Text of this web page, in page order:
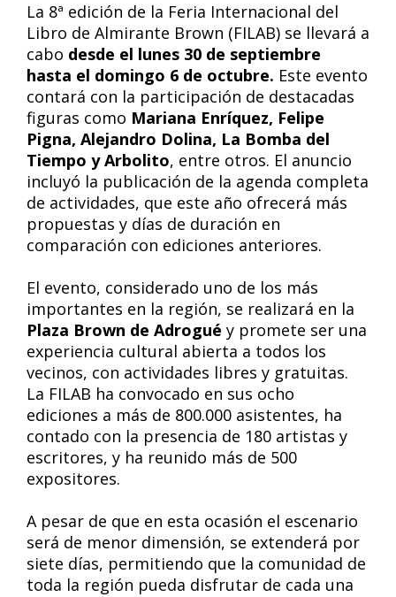
La 8ª edición de la Feria Internacional del
Libro de Almirante Brown (FILAB) se llevará a
cabo desde el lunes 30 de septiembre
hasta el domingo 6 de octubre. Este evento
contará con la participación de destacadas
figuras como Mariana Enríquez, Felipe
Pigna, Alejandro Dolina, La Bomba del
Tiempo y Arbolito, entre otros. El anuncio
incluyó la publicación de la agenda completa
de actividades, que este año ofrecerá más
propuestas y días de duración en
comparación con ediciones anteriores.
El evento, considerado uno de los más
importantes en la región, se realizará en la
Plaza Brown de Adrogué y promete ser una
experiencia cultural abierta a todos los
vecinos, con actividades libres y gratuitas.
La FILAB ha convocado en sus ocho
ediciones a más de 800.000 asistentes, ha
contado con la presencia de 180 artistas y
escritores, y ha reunido más de 500
expositores.
A pesar de que en esta ocasión el escenario
será de menor dimensión, se extenderá por
siete días, permitiendo que la comunidad de
toda la región pueda disfrutar de cada una